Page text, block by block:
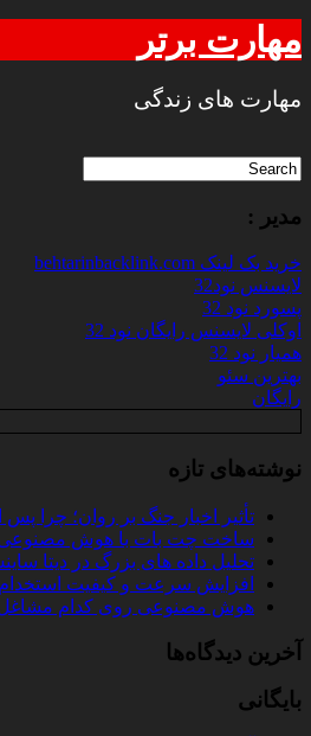
مهارت برتر
مهارت های زندگی
مدیر :
خرید بک لینک behtarinbacklink.com
لایسنس نود32
پسورد نود 32
اوکلی لایسنس رایگان نود 32
همیار نود 32
بهترین سئو
رایگان
نوشته‌های تازه
تأثیر اخبار جنگ بر روان؛
ساخت چت‌ بات با هوش مصنوعی در 7 مرحله از ایده تا محصول
تحلیل داده‌ های بزرگ در دیتا ساینس:
افزایش سرعت و کیفیت استخدام
هوش مصنوعی روی کدام مشاغل
آخرین دیدگاه‌ها
بایگانی